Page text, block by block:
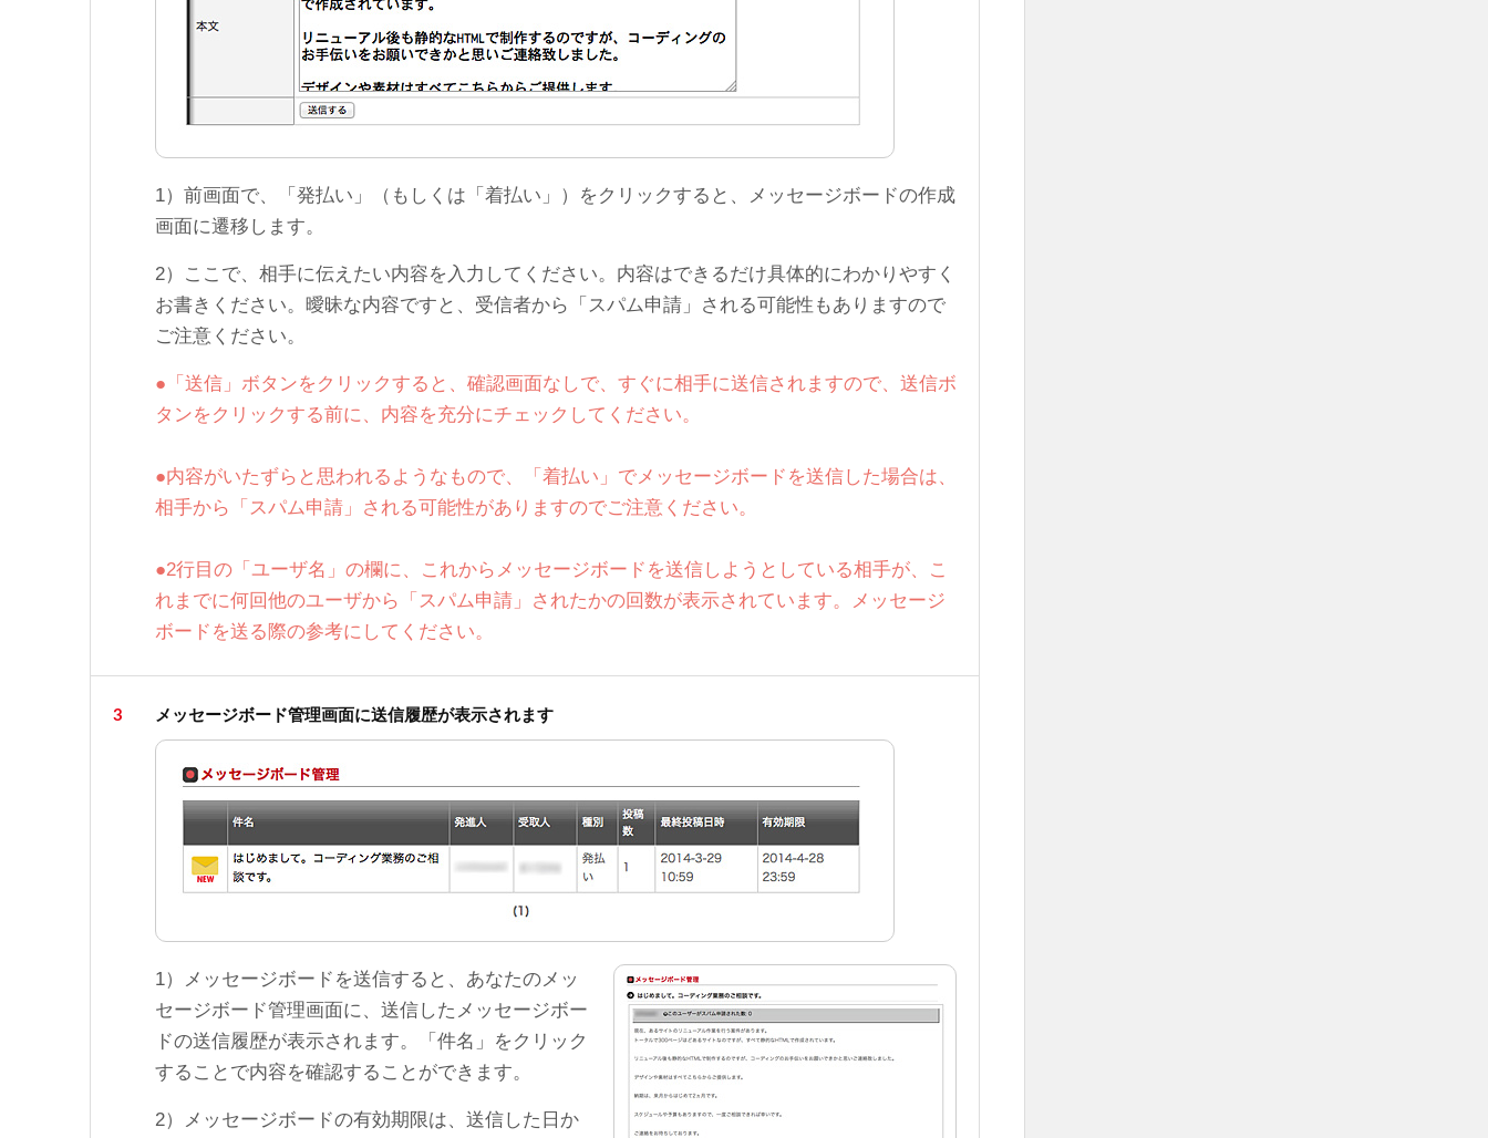
1）前画面で、「発払い」（もしくは「着払い」）をクリックすると、メッセージボードの作成
画面に遷移します。
2）ここで、相手に伝えたい内容を入力してください。内容はできるだけ具体的にわかりやすく
お書きください。曖昧な内容ですと、受信者から「スパム申請」される可能性もありますので
ご注意ください。
●「送信」ボタンをクリックすると、確認画面なしで、すぐに相手に送信されますので、送信ボ
タンをクリックする前に、内容を充分にチェックしてください。
●内容がいたずらと思われるようなもので、「着払い」でメッセージボードを送信した場合は、
相手から「スパム申請」される可能性がありますのでご注意ください。
●2行目の「ユーザ名」の欄に、これからメッセージボードを送信しようとしている相手が、こ
れまでに何回他のユーザから「スパム申請」されたかの回数が表示されています。メッセージ
ボードを送る際の参考にしてください。
3 メッセージボード管理画面に送信履歴が表示されます
1）メッセージボードを送信すると、あなたのメッ
セージボード管理画面に、送信したメッセージボー
ドの送信履歴が表示されます。「件名」をクリック
することで内容を確認することができます。
2）メッセージボードの有効期限は、送信した日か